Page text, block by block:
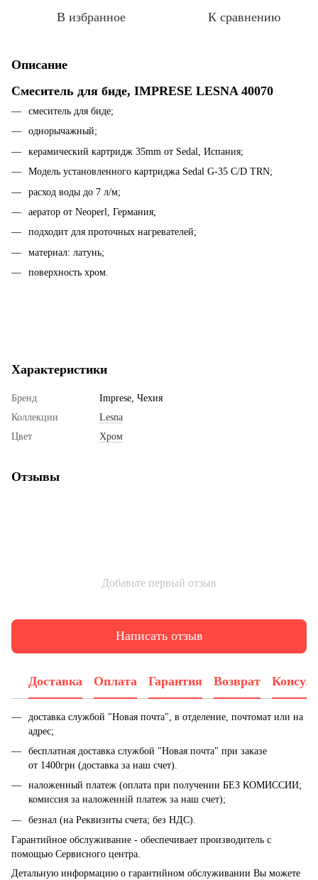
В избранное К сравнению
Описание
Смеситель для биде, IMPRESE LESNA 40070
смеситель для биде;
однорычажный;
керамический картридж 35mm от Sedal, Испания;
Модель установленного картриджа Sedal G-35 C/D ТRN;
расход воды до 7 л/м;
аератор от Neoperl, Германия;
подходит для проточных нагревателей;
материал: латунь;
поверхность хром.
Характеристики
Бренд
Imprese, Чехия
Коллекции
Lesna
Цвет
Хром
Отзывы
Добавьте первый отзыв
Написать отзыв
Доставка Оплата Гарантия Возврат
доставка службой "Новая почта", в отделение, почтомат или на
адрес;
бесплатная доставка службой "Новая почта" при заказе
от 1400грн (доставка за наш счет).
наложенный платеж (оплата при получении БЕЗ КОМИССИИ;
комиссия за наложенній платеж за наш счет);
безнал (на Реквизиты счета; без НДС).
Гарантийное обслуживание - обеспечивает производитель с
помощью Сервисного центра.
Детальную информацию о гарантийном обслуживании Вы можете